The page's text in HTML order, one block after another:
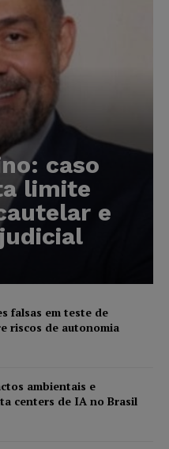
caso
limite
e
falsas em teste de
riscos de autonomia
ambientais e
centers de IA no Brasil